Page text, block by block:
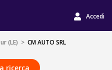
Accedi
(LE) > CM AUTO SRL
ricerca